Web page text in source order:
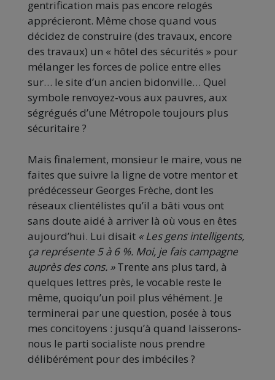
gentrification mais pas encore relogés
apprécieront. Même chose quand vous
décidez de construire (des travaux, encore
des travaux) un « hôtel des sécurités » pour
mélanger les forces de police entre elles
sur… le site d’un ancien bidonville… Quel
symbole renvoyez-vous aux pauvres, aux
ségrégués d’une Métropole toujours plus
sécuritaire ?
Mais finalement, monsieur le maire, vous ne
faites que suivre la ligne de votre mentor et
prédécesseur Georges Frèche, dont les
réseaux clientélistes qu’il a bâti vous ont
sans doute aidé à arriver là où vous en êtes
aujourd’hui. Lui disait « Les gens intelligents,
ça représente 5 à 6 %. Moi, je fais campagne
auprès des cons. »Trente ans plus tard, à
quelques lettres près, le vocable reste le
même, quoiqu’un poil plus véhément. Je
terminerai par une question, posée à tous
mes concitoyens : jusqu’à quand laisserons-
nous le parti socialiste nous prendre
délibérément pour des imbéciles ?